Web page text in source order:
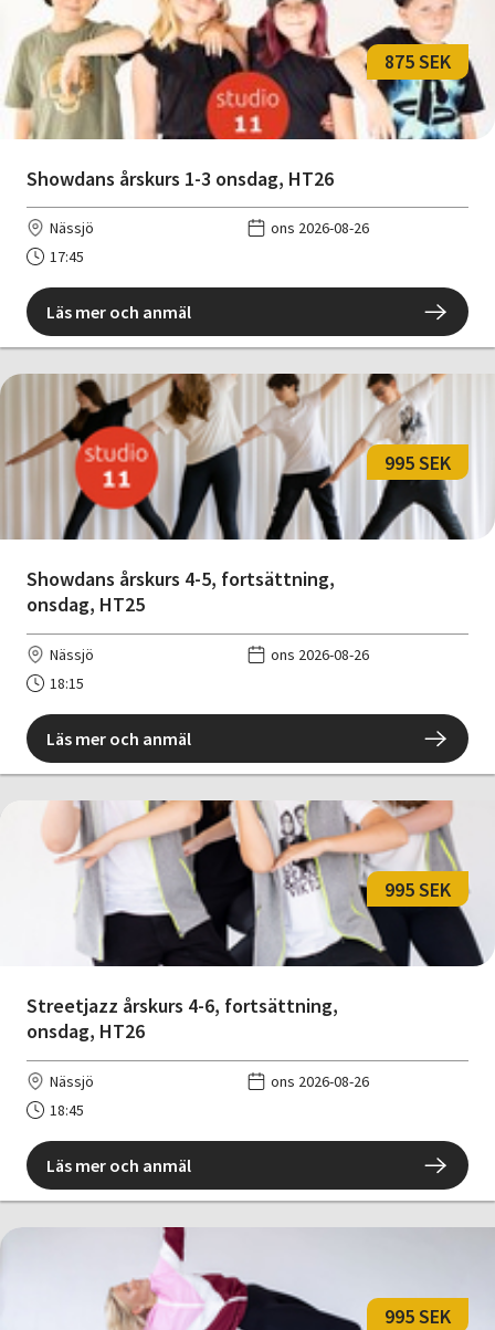
Showdans årskurs 1-3 onsdag, HT26
875 SEK
Nässjö
ons 2026-08-26
17:45
Läs mer och anmäl
Showdans årskurs 4-5, fortsättning,
onsdag, HT25
995 SEK
Nässjö
ons 2026-08-26
18:15
Läs mer och anmäl
Streetjazz årskurs 4-6, fortsättning,
onsdag, HT26
995 SEK
Nässjö
ons 2026-08-26
18:45
Läs mer och anmäl
995 SEK